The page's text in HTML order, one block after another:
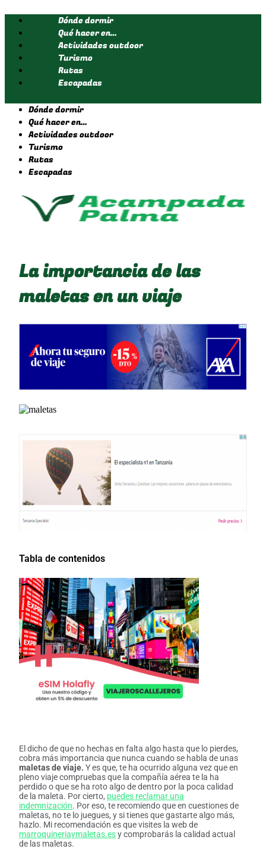
contenido
Dónde dormir
Qué hacer en…
Actividades outdoor
Turismo
Rutas
Escapadas
Dónde dormir
Qué hacer en…
Actividades outdoor
Turismo
Rutas
Escapadas
La importancia de las
maletas en un viaje
Tabla de contenidos
El dicho de que no hechas en falta algo hasta que lo pierdes,
cobra más importancia que nunca cuando se habla de unas
maletas de viaje. Y es que, te ha ocurrido alguna vez que en
pleno viaje compruebas que la compañía aérea te la ha
perdido o que se ha roto algo de dentro por la poca calidad
de la maleta. Por cierto, puedes reclamar una
indemnización. Por eso, te recomiendo que en cuestiones de
maletas, no te lo juegues, y si tienes que gastarte algo más,
hazlo. Mi recomendación es que visites la web de
marroquineriaymaletas.esy comprobarás la calidad actual
de las maletas.